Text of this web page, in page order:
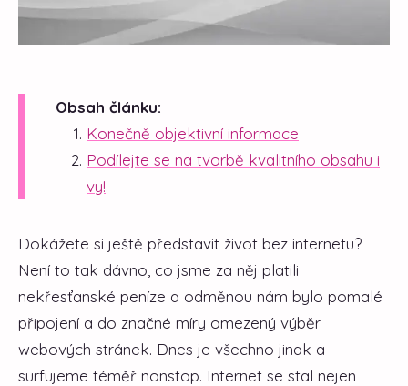
Obsah článku:
Konečně objektivní informace
Podílejte se na tvorbě kvalitního obsahu i
vy!
Dokážete si ještě představit život bez internetu?
Není to tak dávno, co jsme za něj platili
nekřesťanské peníze a odměnou nám bylo pomalé
připojení a do značné míry omezený výběr
webových stránek. Dnes je všechno jinak a
surfujeme téměř nonstop. Internet se stal nejen